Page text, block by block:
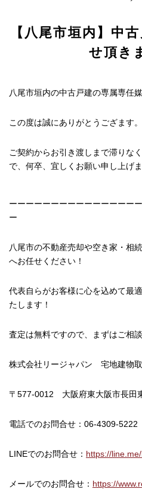
【八尾市垣内】中
せ頂き
八尾市垣内の中古戸建の専属専任
この度は誠にありがとうござます。
ご契約からお引き渡しまで滞りな
で、何卒、宜しくお願い申し上げま
ーーーーーーーーーーーーーーー
ー
八尾市の不動産売却や空き家・相
へお任せください！
代表自らがお客様に心を込めて最
たします！
査定は無料ですので、まずはご相
株式会社リージャパン 宅地建物
〒577-0012 大阪府東大阪市長田
電話でのお問合せ：06-4309-5222
LINEでのお問合せ： https://
メールでのお問合せ： https://